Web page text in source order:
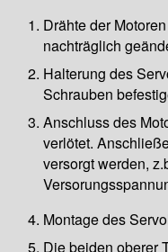
Drähte der
nachträglich
Halterung des
Schrauben
Anschluss des
verlötet.
versorgt werden,
Montage des
Die beiden oberer